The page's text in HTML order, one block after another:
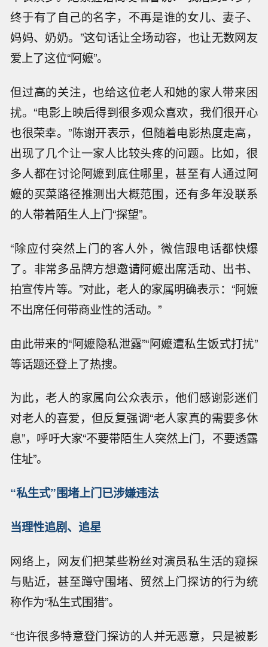
终于有了自己的名字，不再是谁的女儿、妻子、
妈妈、奶奶。”这句话让全场动容，也让无数网友
爱上了这位“阿嬷”。
但过高的关注，也给这位老人和她的家人带来困
扰。“电影上映后得到很多观众喜欢，我们很开心
也很荣幸。”陈谢开表示，但随着电影热度走高，
出现了几个让一家人比较头疼的问题。比如，很
多人都在讨论阿嬷到底住哪里，甚至有人通过阿
嬷的买菜路径推测出大概范围，还有多年没联系
的人带着陌生人上门“探望”。
“除应付突然上门的客人外，微信跟电话都快爆
了。非常多品牌方想邀请阿嬷出席活动、出书、
拍宣传片等。”对此，老人的家属明确表示：“阿嬷
不出席任何带商业性的活动。”
由此带来的“阿嬷隐私泄露”“阿嬷遭私生饭式打扰”
等话题还登上了热搜。
为此，老人的家属向公众表示，他们感谢影迷们
对老人的喜爱，但反复强调“老人家真的需要多休
息”，呼吁大家“不要带陌生人突然上门，不要透露
住址”。
“私生式”围堵上门已涉嫌违法
当理性追剧、追星
网络上，网友们把某些粉丝对演员私生活的窥探
与贴近，甚至蹲守围堵、贸然上门探访的行为统
称作为“私生式围猎”。
“也许很多特意登门探访的人并无恶意，只是被影